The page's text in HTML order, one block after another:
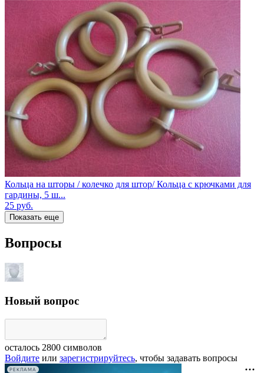
Кольца на шторы / колечко для штор/ Кольца с крючками для
гардины, 5 ш...
25 руб.
Показать еще
Вопросы
Новый вопрос
осталось 2800 символов
Войдите или зарегистрируйтесь, чтобы задавать вопросы
РЕКЛАМА